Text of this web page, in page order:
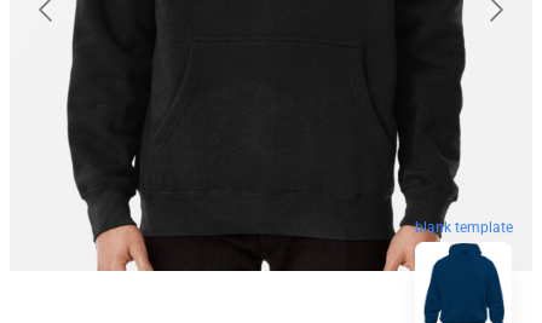
blank template